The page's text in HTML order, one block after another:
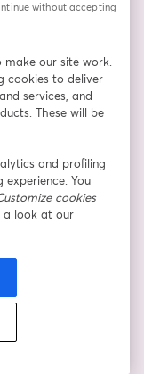
vous
pour
quotidien.
par les Anges ?
gardien
cette
make our site work.
cookies to deliver
services, and
These will be
and profiling
You
cookies
a look at our
without accepting